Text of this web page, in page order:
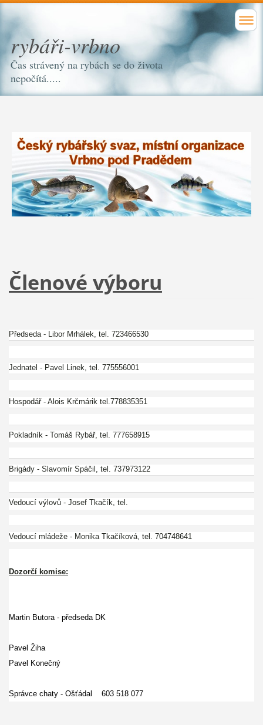
rybáři-vrbno
Čas strávený na rybách se do života
nepočítá.....
Členové výboru
Předseda - Libor Mrhálek, tel. 723466530
Jednatel - Pavel Linek, tel. 775556001
Hospodář - Alois Krčmárik tel.778835351
Pokladník - Tomáš Rybář, tel. 777658915
Brigády - Slavomír Spáčil, tel. 737973122
Vedoucí výlovů - Josef Tkačík, tel.
Vedoucí mládeže - Monika Tkačíková, tel. 704748641
Dozorčí komise:
Martin Butora - předseda DK
Pavel Žiha
Pavel Konečný
Správce chaty - Ošťádal 603 518 077